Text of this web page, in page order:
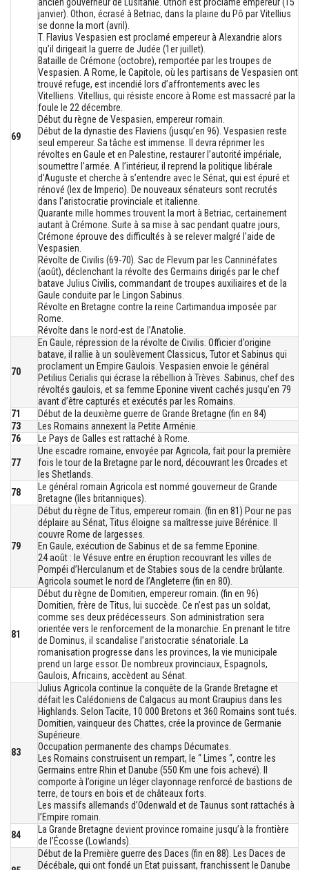
69
janvier). Othon, écrasé à Betriac, dans la plaine du Pô par Vitellius
se donne la mort (avril).
T. Flavius Vespasien est proclamé empereur à Alexandrie alors
qu’il dirigeait la guerre de Judée (1er juillet).
Bataille de Crémone (octobre), remportée par les troupes de
Vespasien. A Rome, le Capitole, où les partisans de Vespasien ont
trouvé refuge, est incendié lors d’affrontements avec les
Vitelliens. Vitellius, qui résiste encore à Rome est massacré par la
foule le 22 décembre.
Début du règne de Vespasien, empereur romain.
Début de la dynastie des Flaviens (jusqu’en 96). Vespasien reste
seul empereur. Sa tâche est immense. Il devra réprimer les
révoltes en Gaule et en Palestine, restaurer l’autorité impériale,
soumettre l’armée. A l’intérieur, il reprend la politique libérale
d’Auguste et cherche à s’entendre avec le Sénat, qui est épuré et
rénové (lex de Imperio). De nouveaux sénateurs sont recrutés
dans l’aristocratie provinciale et italienne.
Quarante mille hommes trouvent la mort à Betriac, certainement
autant à Crémone. Suite à sa mise à sac pendant quatre jours,
Crémone éprouve des difficultés à se relever malgré l’aide de
Vespasien.
Révolte de Civilis (69-70). Sac de Flevum par les Canninéfates
(août), déclenchant la révolte des Germains dirigés par le chef
batave Julius Civilis, commandant de troupes auxiliaires et de la
Gaule conduite par le Lingon Sabinus.
Révolte en Bretagne contre la reine Cartimandua imposée par
Rome.
Révolte dans le nord-est de l’Anatolie.
70
En Gaule, répression de la révolte de Civilis. Officier d’origine
batave, il rallie à un soulèvement Classicus, Tutor et Sabinus qui
proclament un Empire Gaulois. Vespasien envoie le général
Petilius Cerialis qui écrase la rébellion à Trèves. Sabinus, chef des
révoltés gaulois, et sa femme Eponine vivent cachés jusqu’en 79
avant d’être capturés et exécutés par les Romains.
71
Début de la deuxième guerre de Grande Bretagne (fin en 84)
73
Les Romains annexent la Petite Arménie.
76
Le Pays de Galles est rattaché à Rome.
77
Une escadre romaine, envoyée par Agricola, fait pour la première
fois le tour de la Bretagne par le nord, découvrant les Orcades et
les Shetlands.
78
Le général romain Agricola est nommé gouverneur de Grande
Bretagne (îles britanniques).
79
Début du règne de Titus, empereur romain. (fin en 81) Pour ne pas
déplaire au Sénat, Titus éloigne sa maîtresse juive Bérénice. Il
couvre Rome de largesses.
En Gaule, exécution de Sabinus et de sa femme Eponine.
24 août : le Vésuve entre en éruption recouvrant les villes de
Pompéi d’Herculanum et de Stabies sous de la cendre brûlante.
Agricola soumet le nord de l’Angleterre (fin en 80).
81
Début du règne de Domitien, empereur romain. (fin en 96)
Domitien, frère de Titus, lui succède. Ce n’est pas un soldat,
comme ses deux prédécesseurs. Son administration sera
orientée vers le renforcement de la monarchie. En prenant le titre
de Dominus, il scandalise l’aristocratie sénatoriale. La
romanisation progresse dans les provinces, la vie municipale
prend un large essor. De nombreux provinciaux, Espagnols,
Gaulois, Africains, accèdent au Sénat.
83
Julius Agricola continue la conquête de la Grande Bretagne et
défait les Calédoniens de Calgacus au mont Graupius dans les
Highlands. Selon Tacite, 10 000 Bretons et 360 Romains sont tués.
Domitien, vainqueur des Chattes, crée la province de Germanie
Supérieure.
Occupation permanente des champs Décumates.
Les Romains construisent un rempart, le “ Limes “, contre les
Germains entre Rhin et Danube (550 Km une fois achevé). Il
comporte à l’origine un léger clayonnage renforcé de bastions de
terre, de tours en bois et de châteaux forts.
Les massifs allemands d’Odenwald et de Taunus sont rattachés à
l’Empire romain.
84
La Grande Bretagne devient province romaine jusqu’à la frontière
de l’Écosse (Lowlands).
Début de la Première guerre des Daces (fin en 88). Les Daces de
Décébale, qui ont fondé un Etat puissant, franchissent le Danube